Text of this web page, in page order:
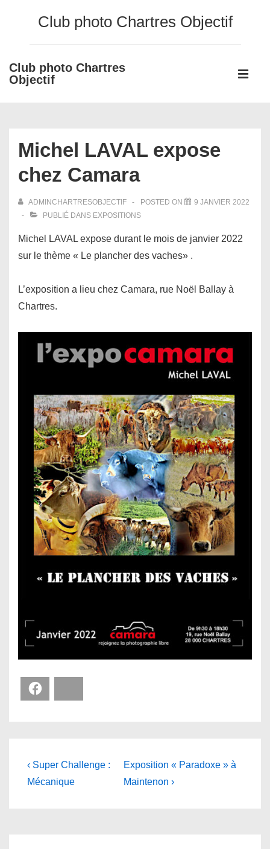
principal
Club photo Chartres Objectif
Club photo Chartres
Objectif
Main
Michel LAVAL expose
chez Camara
ADMINCHARTRESOBJECTIF POSTED ON
9 JANVIER 2022
PUBLIÉ DANS EXPOSITIONS
Michel LAVAL expose durant le mois de janvier 2022
sur le thème « Le plancher des vaches» .
L’exposition a lieu chez Camara, rue Noël Ballay à
Chartres.
Navigation
de
Previous
Post
‹ Super Challenge :
Mécanique
Next
Post
Exposition « Paradoxe » à
Maintenon ›